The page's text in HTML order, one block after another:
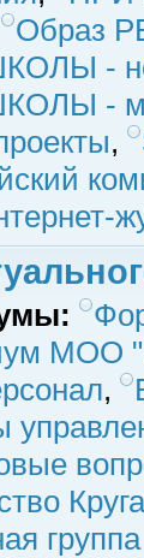
Образ
-
-
,
МОО
,
Круга
группа